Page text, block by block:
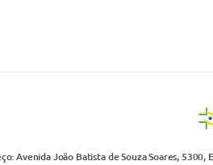
Avenida João Batista de Souza Soares,